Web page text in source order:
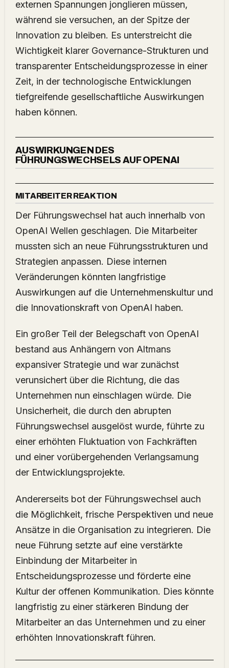
externen Spannungen jonglieren müssen,
während sie versuchen, an der Spitze der
Innovation zu bleiben. Es unterstreicht die
Wichtigkeit klarer Governance-Strukturen und
transparenter Entscheidungsprozesse in einer
Zeit, in der technologische Entwicklungen
tiefgreifende gesellschaftliche Auswirkungen
haben können.
AUSWIRKUNGEN DES
FÜHRUNGSWECHSELS AUF OPENAI
MITARBEITER REAKTION
Der Führungswechsel hat auch innerhalb von
OpenAI Wellen geschlagen. Die Mitarbeiter
mussten sich an neue Führungsstrukturen und
Strategien anpassen. Diese internen
Veränderungen könnten langfristige
Auswirkungen auf die Unternehmenskultur und
die Innovationskraft von OpenAI haben.
Ein großer Teil der Belegschaft von OpenAI
bestand aus Anhängern von Altmans
expansiver Strategie und war zunächst
verunsichert über die Richtung, die das
Unternehmen nun einschlagen würde. Die
Unsicherheit, die durch den abrupten
Führungswechsel ausgelöst wurde, führte zu
einer erhöhten Fluktuation von Fachkräften
und einer vorübergehenden Verlangsamung
der Entwicklungsprojekte.
Andererseits bot der Führungswechsel auch
die Möglichkeit, frische Perspektiven und neue
Ansätze in die Organisation zu integrieren. Die
neue Führung setzte auf eine verstärkte
Einbindung der Mitarbeiter in
Entscheidungsprozesse und förderte eine
Kultur der offenen Kommunikation. Dies könnte
langfristig zu einer stärkeren Bindung der
Mitarbeiter an das Unternehmen und zu einer
erhöhten Innovationskraft führen.